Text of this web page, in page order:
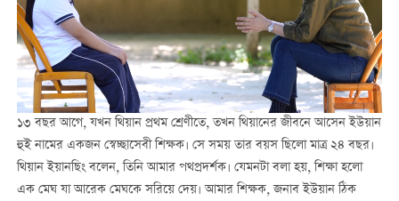
১৩ বছর আগে, যখন থিয়ান প্রথম শ্রেণীতে, তখন থিয়ানের জীবনে আসেন ইউয়ান
হুই নামের একজন স্বেচ্ছাসেবী শিক্ষক। সে সময় তার বয়স ছিলো মাত্র ২৪ বছর।
থিয়ান ইয়ানছিং বলেন, তিনি আমার পথপ্রদর্শক। যেমনটা বলা হয়, শিক্ষা হলো
এক মেঘ যা আরেক মেঘকে সরিয়ে দেয়। আমার শিক্ষক, জনাব ইউয়ান ঠিক